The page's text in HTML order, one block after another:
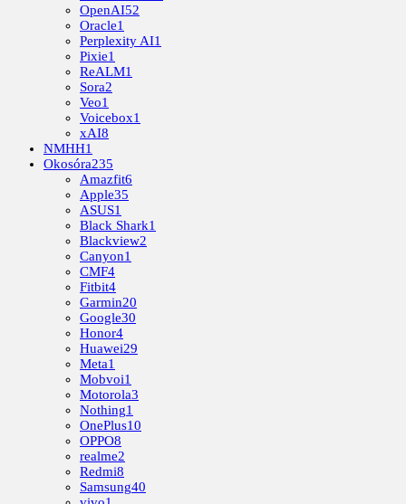
OpenAI52
Oracle1
Perplexity AI1
Pixie1
ReALM1
Sora2
Veo1
Voicebox1
xAI8
NMHH1
Okosóra235
Amazfit6
Apple35
ASUS1
Black Shark1
Blackview2
Canyon1
CMF4
Fitbit4
Garmin20
Google30
Honor4
Huawei29
Meta1
Mobvoi1
Motorola3
Nothing1
OnePlus10
OPPO8
realme2
Redmi8
Samsung40